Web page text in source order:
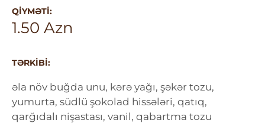
QIYMƏTI:
1.50 Azn
TƏRKIBI:
əla növ buğda unu, kərə yağı, şəkər tozu,
yumurta, südlü şokolad hissələri, qatıq,
qarğıdalı nişastası, vanil, qabartma tozu